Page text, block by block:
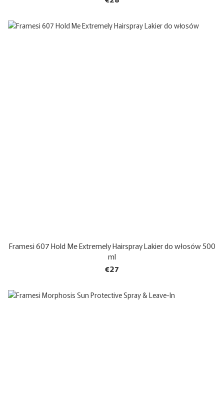
Framesi 607 Hold Me Extremely Hairspray Lakier do włosów 500
ml
€27